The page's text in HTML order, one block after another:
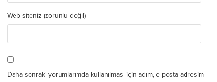
Web siteniz (zorunlu değil)
Daha sonraki yorumlarımda kullanılması için adım, e-posta adresim